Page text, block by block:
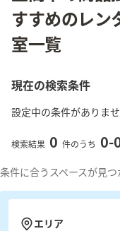
すすめのレン
室一覧
現在の検索条件
設定中の条件がありま
検索結果 0 件のうち 0-
条件に合うスペースが見つ
エリア